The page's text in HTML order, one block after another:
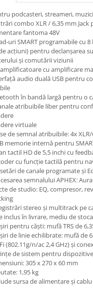
si sisteme
de studio
DAW
de studio
Midi-USB
pentru urechi
podcasteri, streameri,
combo XLR / 6,35 mm
fantoma 48V
uri SMART programabile cu
acțiuni) pentru declanșarea
și comutării viziunii
cu amplificare
audio duală USB pentru
în bandă largă pentru o
atribuibile liber pentru
virtuale
de semnal atribuibile: 4x
memorie internă pentru
tactil HD de 5,5 inchi cu
cu funcție tactilă pentru
de canale programate și
semnalului APHEX:
de studio: EQ, compresor,
stereo și multitrack pe
inclus în livrare, mediu de
pentru căști: mufă TRS de
de linie echilibrate: mufă de
(802.11g/n/ac 2,4 GHz) și
de sistem pentru
305 x 270 x 60 mm
1,95 kg
sursa de alimentare și cablu